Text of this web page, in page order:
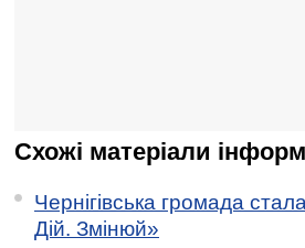
Схожі матеріали
Чернігівська громада
Дій. Змінюй»